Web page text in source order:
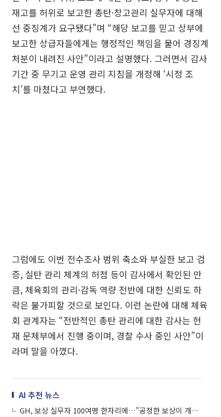
재고를 허위로 보고한 총탄·창고관리 실무자에 대해
선 중징계가 요구됐다”며 “해당 보고를 믿고 상부에
보고한 상급자들에게는 행정적인 책임을 물어 경징계
처분이 내려진 사안”이라고 설명했다. 그러면서 감사
기간 중 무기고 운영 관리 지침을 개정해 ‘시정 조
치’를 마쳤다고 부연했다.
그럼에도 이번 전수조사 범위 축소와 부실한 보고 검
증, 실탄 관리 체계의 허점 등이 감사에서 확인된 만
큼, 체육회의 관리·감독 역량 전반에 대한 신뢰도 하
락은 불가피할 것으로 보인다. 이런 논란에 대해 체육
회 관계자는 “전반적인 총탄 관리에 대한 감사는 현
재 문체부에서 진행 중이며, 경찰 수사 중인 사안”이
라며 말을 아꼈다.
AI 추천 뉴스
GH, 보상 실무자 100여명 한자리에…"공정한 보상이 개발사업 속도 좌우"